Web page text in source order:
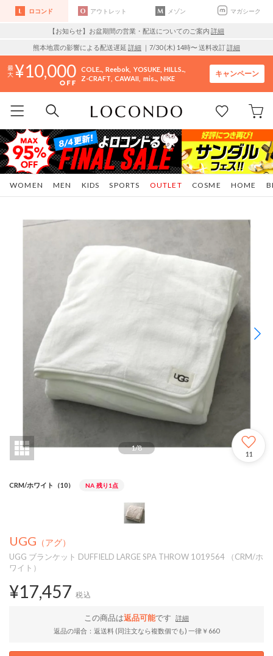
ロコンド アウトレット メゾン マガシーク
【お知らせ】お盆期間の営業・配送についてのご案内 詳細
熊本地震の影響による配送遅延 詳細 ｜7/30 (木) 14時〜 送料改訂詳細
10,000 COLE.. Reebok YOSUKE HILLS..
Z-CRAFT CAWAII mis.. NIKE
キャンペーン
WOMEN MEN KIDS SPORTS COSME HOME
OUTLET
1/8
11
CRM/ホワイト（10） NA 残り1点
UGG （アグ）
UGG ブランケット DUFFIELD LARGE SPA THROW 1019564 （CRM/ホ
ワイト）
¥17,457 税込
この商品は返品可能です
詳細
返品の場合：返送料 (同注文なら複数個でも) 一律￥660